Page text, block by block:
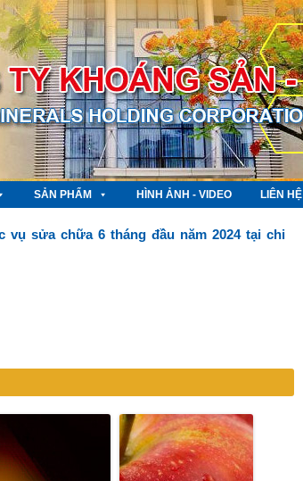
SẢN PHẨM HÌNH ẢNH - VIDEO LIÊN HỆ
sửa chữa 6 tháng đầu năm 2024 tại chi